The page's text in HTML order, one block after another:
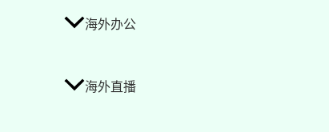
海外办公
海外直播